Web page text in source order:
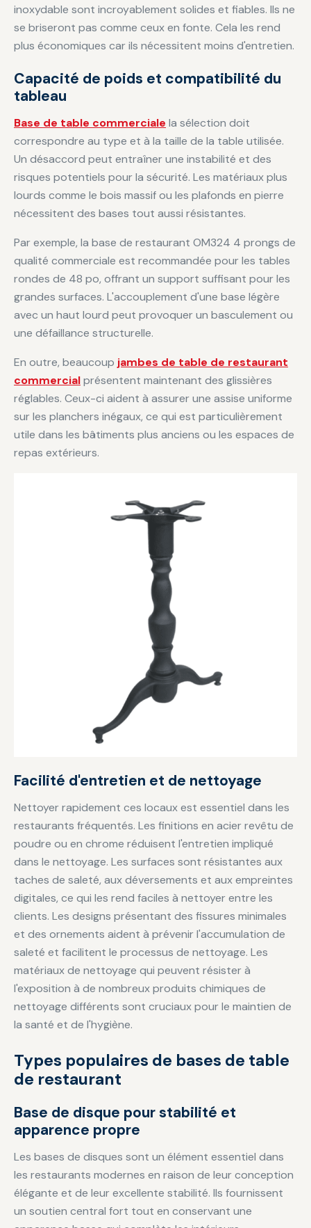
inoxydable sont incroyablement solides et fiables. Ils ne
se briseront pas comme ceux en fonte. Cela les rend
plus économiques car ils nécessitent moins d'entretien.
Capacité de poids et compatibilité du
tableau
Base de table commerciale la sélection doit
correspondre au type et à la taille de la table utilisée.
Un désaccord peut entraîner une instabilité et des
risques potentiels pour la sécurité. Les matériaux plus
lourds comme le bois massif ou les plafonds en pierre
nécessitent des bases tout aussi résistantes.
Par exemple, la base de restaurant OM324 4 prongs de
qualité commerciale est recommandée pour les tables
rondes de 48 po, offrant un support suffisant pour les
grandes surfaces. L'accouplement d'une base légère
avec un haut lourd peut provoquer un basculement ou
une défaillance structurelle.
En outre, beaucoup jambes de table de restaurant
commercialprésentent maintenant des glissières
réglables. Ceux-ci aident à assurer une assise uniforme
sur les planchers inégaux, ce qui est particulièrement
utile dans les bâtiments plus anciens ou les espaces de
repas extérieurs.
Facilité d'entretien et de nettoyage
Nettoyer rapidement ces locaux est essentiel dans les
restaurants fréquentés. Les finitions en acier revêtu de
poudre ou en chrome réduisent l'entretien impliqué
dans le nettoyage. Les surfaces sont résistantes aux
taches de saleté, aux déversements et aux empreintes
digitales, ce qui les rend faciles à nettoyer entre les
clients. Les designs présentant des fissures minimales
et des ornements aident à prévenir l'accumulation de
saleté et facilitent le processus de nettoyage. Les
matériaux de nettoyage qui peuvent résister à
l'exposition à de nombreux produits chimiques de
nettoyage différents sont cruciaux pour le maintien de
la santé et de l'hygiène.
Types populaires de bases de table
de restaurant
Base de disque pour stabilité et
apparence propre
Les bases de disques sont un élément essentiel dans
les restaurants modernes en raison de leur conception
élégante et de leur excellente stabilité. Ils fournissent
un soutien central fort tout en conservant une